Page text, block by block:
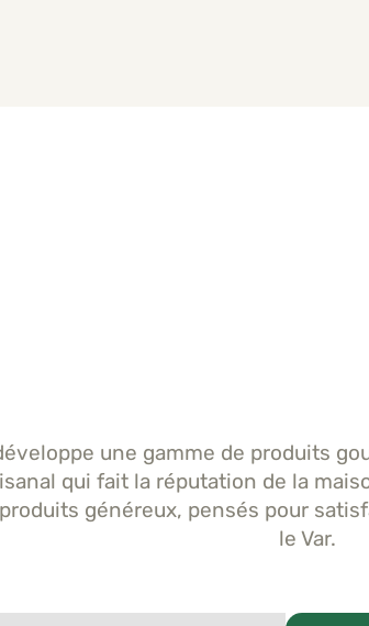
une gamme de produits
qui fait la réputation de la
généreux, pensés pour
le Var.